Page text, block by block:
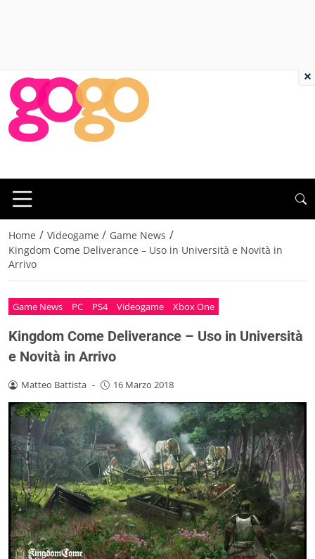
Home / Videogame / Game News /
Kingdom Come Deliverance – Uso in Università e Novità in
Arrivo
Game News PC PS4 Videogame Xbox One
Kingdom Come Deliverance – Uso in Università
e Novità in Arrivo
Matteo Battista - 16 Marzo 2018
×